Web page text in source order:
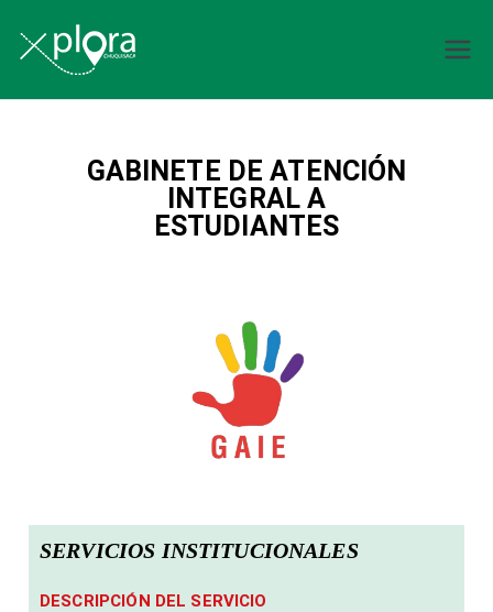
GABINETE DE ATENCIÓN
INTEGRAL A
ESTUDIANTES
SERVICIOS INSTITUCIONALES
DESCRIPCIÓN DEL SERVICIO